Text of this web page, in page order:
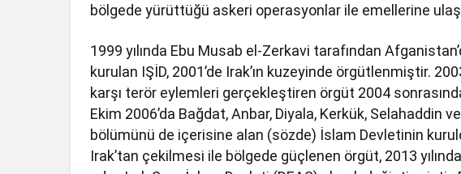
bölgede yürüttüğü askeri operasyonlar ile emellerine
1999 yılında Ebu Musab el-Zerkavi tarafından
kurulan IŞİD, 2001’de Irak’ın kuzeyinde örgütlenmiştir.
karşı terör eylemleri gerçekleştiren örgüt 2004
Ekim 2006’da Bağdat, Anbar, Diyala, Kerkük, Selahaddin
bölümünü de içerisine alan (sözde) İslam Devletinin
Irak’tan çekilmesi ile bölgede güçlenen örgüt, 2013